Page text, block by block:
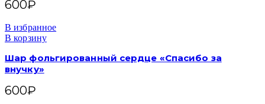
600₽
В избранное
В корзину
Шар фольгированный сердце «Спасибо за
внучку»
600₽